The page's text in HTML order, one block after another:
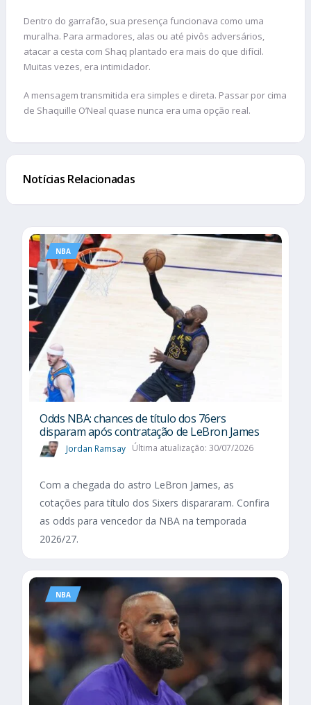
Dentro do garrafão, sua presença funcionava como uma
muralha. Para armadores, alas ou até pivôs adversários,
atacar a cesta com Shaq plantado era mais do que difícil.
Muitas vezes, era intimidador.
A mensagem transmitida era simples e direta. Passar por cima
de Shaquille O’Neal quase nunca era uma opção real.
Notícias Relacionadas
NBA
Odds NBA: chances de título dos 76ers
disparam após contratação de LeBron James
Jordan Ramsay Última atualização: 30/07/2026
Com a chegada do astro LeBron James, as
cotações para título dos Sixers dispararam. Confira
as odds para vencedor da NBA na temporada
2026/27.
NBA